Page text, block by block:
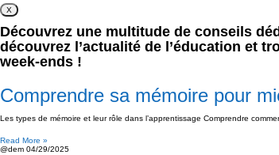
X
Découvrez une multitude de conseils
découvrez l’actualité de l’éducation et
week-ends !
Comprendre sa mémoire pour
Les types de mémoire et leur rôle dans l’apprentissage Comprendre
Read More »
@dem 04/29/2025